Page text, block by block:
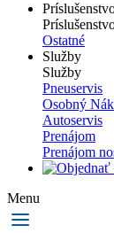
Ostatné
Služby
Služby
Pneuservis
Osobný
Autoservis
Prenájom
Prenájom
Menu